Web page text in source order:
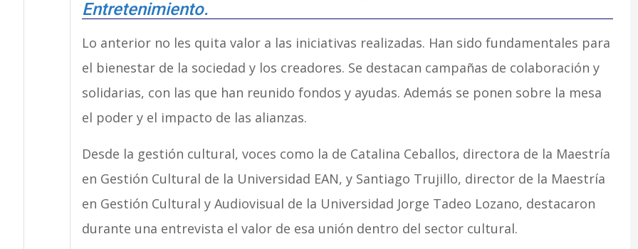
Entretenimiento.
Lo anterior no les quita valor a las iniciativas realizadas. Han sido fundamentales para
el bienestar de la sociedad y los creadores. Se destacan campañas de colaboración y
solidarias, con las que han reunido fondos y ayudas. Además se ponen sobre la mesa
el poder y el impacto de las alianzas.
Desde la gestión cultural, voces como la de Catalina Ceballos, directora de la Maestría
en Gestión Cultural de la Universidad EAN, y Santiago Trujillo, director de la Maestría
en Gestión Cultural y Audiovisual de la Universidad Jorge Tadeo Lozano, destacaron
durante una entrevista el valor de esa unión dentro del sector cultural.